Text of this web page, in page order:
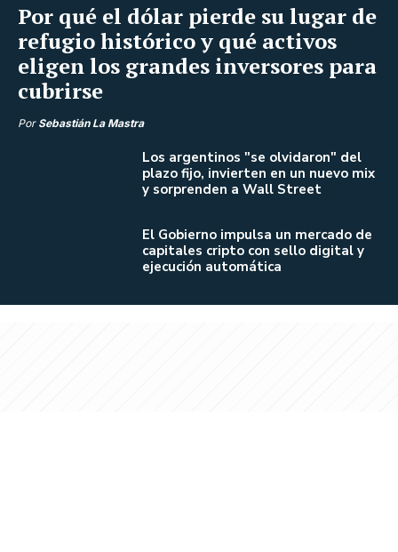
Por qué el dólar pierde su lugar de
refugio histórico y qué activos
eligen los grandes inversores para
cubrirse
Por Sebastián La Mastra
Los argentinos "se olvidaron" del
plazo fijo, invierten en un nuevo mix
y sorprenden a Wall Street
El Gobierno impulsa un mercado de
capitales cripto con sello digital y
ejecución automática